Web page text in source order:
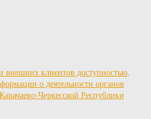
внешних клиентов доступностью,
о деятельности органов
Черкесской Республики